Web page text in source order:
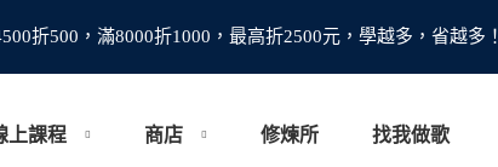
折500，滿8000折1000，最高折2500元，學越多，省越多！
上課程 商店 修煉所 找我做歌